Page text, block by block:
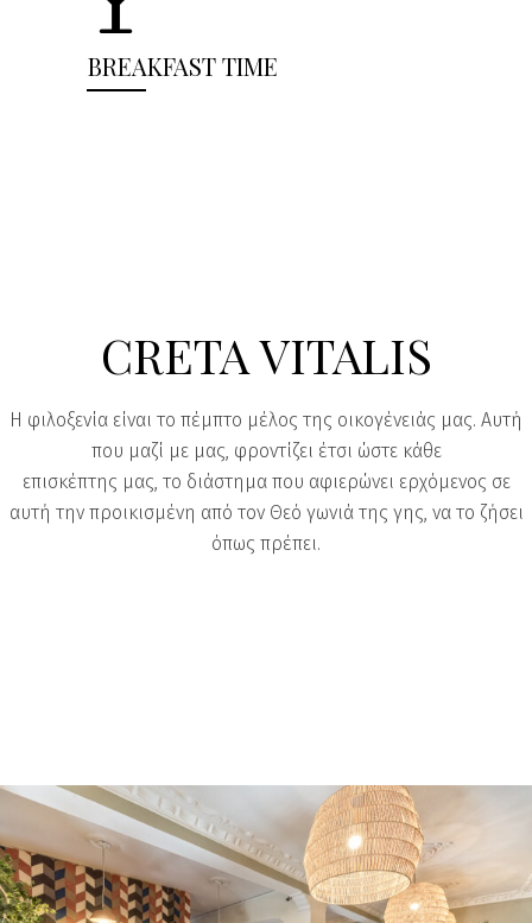
BREAKFAST TIME
CRETA VITALIS
Η φιλοξενία είναι το πέμπτο μέλος της οικογένειάς μας. Αυτή
που μαζί με μας, φροντίζει έτσι ώστε κάθε
επισκέπτης μας, το διάστημα που αφιερώνει ερχόμενος σε
αυτή την προικισμένη από τον Θεό γωνιά της γης, να το ζήσει
όπως πρέπει.